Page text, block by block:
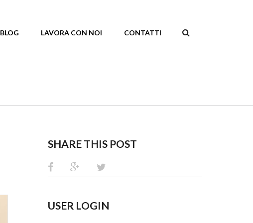
SEARCH
BLOG LAVORA CON NOI CONTATTI
SHARE THIS POST
USER LOGIN